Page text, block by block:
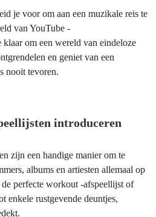
je voor om aan een muzikale reis te
van YouTube -
om een wereld van eindeloze
en geniet van een
nooit tevoren.
introduceren
zijn een handige manier om te
albums en artiesten allemaal op
perfecte workout -afspeellijst of
enkele rustgevende deuntjes,